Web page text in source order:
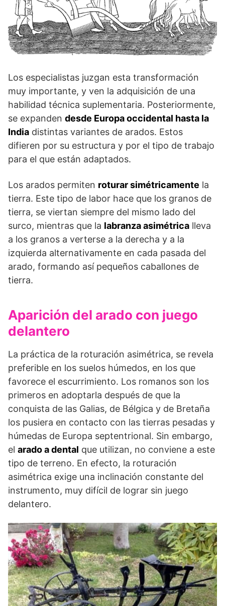
Los especialistas juzgan esta transformación
muy importante, y ven la adquisición de una
habilidad técnica suplementaria. Posteriormente,
se expanden desde Europa occidental hasta la
India distintas variantes de arados. Estos
difieren por su estructura y por el tipo de trabajo
para el que están adaptados.
Los arados permiten roturar simétricamente la
tierra. Este tipo de labor hace que los granos de
tierra, se viertan siempre del mismo lado del
surco, mientras que la labranza asimétrica lleva
a los granos a verterse a la derecha y a la
izquierda alternativamente en cada pasada del
arado, formando así pequeños caballones de
tierra.
Aparición del arado con juego
delantero
La práctica de la roturación asimétrica, se revela
preferible en los suelos húmedos, en los que
favorece el escurrimiento. Los romanos son los
primeros en adoptarla después de que la
conquista de las Galias, de Bélgica y de Bretaña
los pusiera en contacto con las tierras pesadas y
húmedas de Europa septentrional. Sin embargo,
el arado a dental que utilizan, no conviene a este
tipo de terreno. En efecto, la roturación
asimétrica exige una inclinación constante del
instrumento, muy difícil de lograr sin juego
delantero.